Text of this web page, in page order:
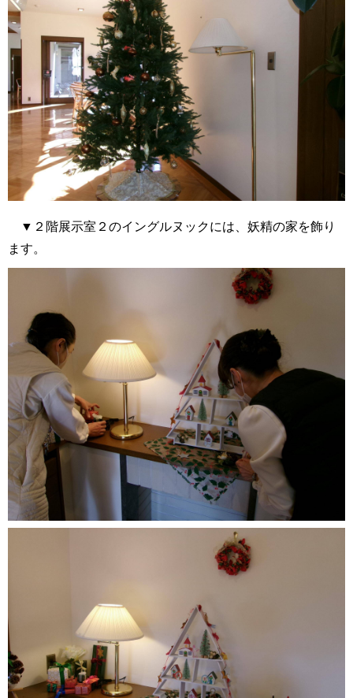
▼２階展示室２のイングルヌックには、妖精の家を飾り
ます。